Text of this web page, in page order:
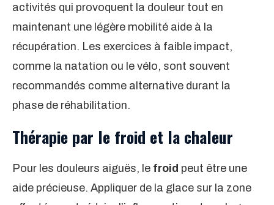
activités qui provoquent la douleur tout en
maintenant une légère mobilité aide à la
récupération. Les exercices à faible impact,
comme la natation ou le vélo, sont souvent
recommandés comme alternative durant la
phase de réhabilitation.
Thérapie par le froid et la chaleur
Pour les douleurs aiguës, le froid peut être une
aide précieuse. Appliquer de la glace sur la zone